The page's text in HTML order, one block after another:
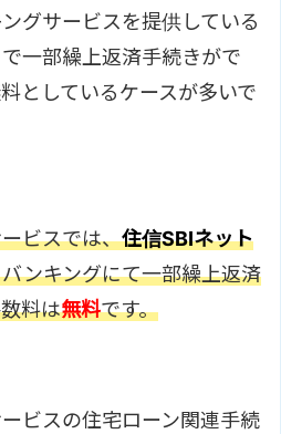
グサービスを提供している
一部繰上返済手続きがで
としているケースが多いで
ビスでは、住信SBIネット
ンキングにて一部繰上返済
料は無料です。
ビスの住宅ローン関連手続